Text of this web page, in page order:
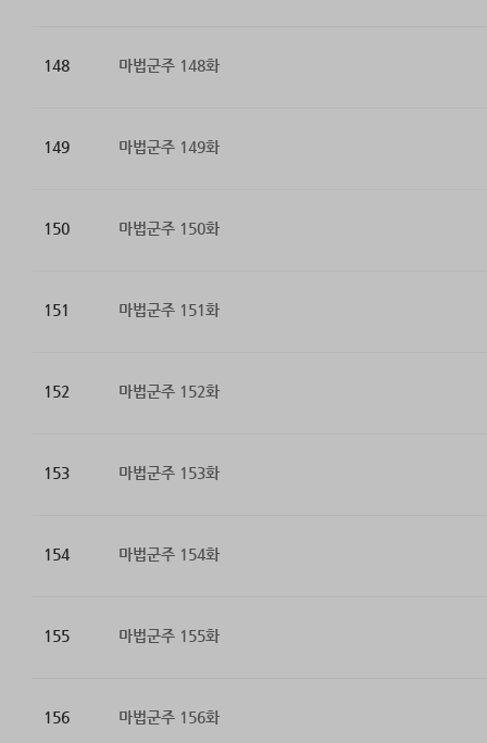
148 마법군주 148화
149 마법군주 149화
150 마법군주 150화
151 마법군주 151화
152 마법군주 152화
153 마법군주 153화
154 마법군주 154화
155 마법군주 155화
156 마법군주 156화